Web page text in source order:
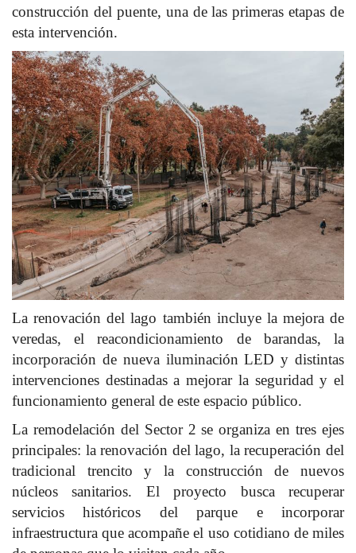
construcción del puente, una de las primeras etapas de
esta intervención.
La renovación del lago también incluye la mejora de
veredas, el reacondicionamiento de barandas, la
incorporación de nueva iluminación LED y distintas
intervenciones destinadas a mejorar la seguridad y el
funcionamiento general de este espacio público.
La remodelación del Sector 2 se organiza en tres ejes
principales: la renovación del lago, la recuperación del
tradicional trencito y la construcción de nuevos
núcleos sanitarios. El proyecto busca recuperar
servicios históricos del parque e incorporar
infraestructura que acompañe el uso cotidiano de miles